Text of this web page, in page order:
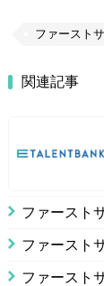
ファースト
関連記事
ファースト
ファースト
ファースト